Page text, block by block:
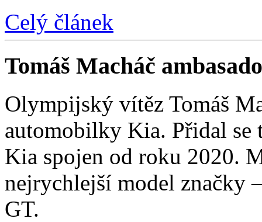
Celý článek
Tomáš Macháč
Olympijský vítěz Tomáš
automobilky Kia. Přidal se
Kia spojen od roku 2020.
nejrychlejší model značky
GT.